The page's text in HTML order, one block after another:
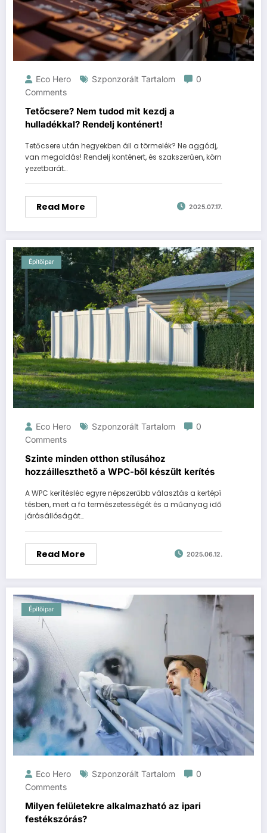
Eco Hero Szponzorált Tartalom
0
Comments
Tetőcsere? Nem tudod mit kezdj a
hulladékkal? Rendelj konténert!
Tetőcsere után hegyekben áll a törmelék? Ne aggódj,
van megoldás! Rendelj konténert, és szakszerűen, körn
yezetbarát…
Read More 2025.07.17.
Építőipar
Eco Hero Szponzorált Tartalom
0
Comments
Szinte minden otthon stílusához
hozzáilleszthető a WPC-ből készült kerítés
A WPC kerítésléc egyre népszerűbb választás a kertépí
tésben, mert a fa természetességét és a műanyag idő
járásállóságát…
Read More 2025.06.12.
Építőipar
Eco Hero Szponzorált Tartalom
0
Comments
Milyen felületekre alkalmazható az ipari
festékszórás?